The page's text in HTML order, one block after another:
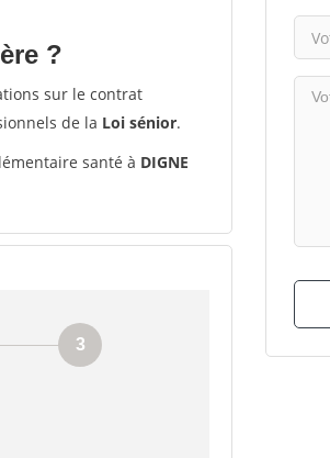
?
sur le contrat
de la Loi sénior.
santé à DIGNE